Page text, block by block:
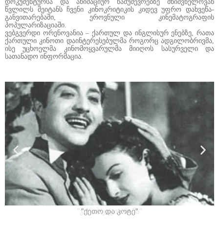
დოკუმენტურსა და ანიმაციურ ნამუშევრებზე მნიშვნელოვან
წვლილს შეიტანს ჩვენი კინოკრიტიკის კიდევ უფრო დახვეწა-
განვითარებაში, ეროვნული კინემატოგრაფის
პოპულარიზაციაში.
ვებგვერდი ორენოვანია – ქართულ და ინგლისურ ენებზე, რათა
ქართული კინოთი დაინტერესებულმა როგორც ადგილობრივმა,
ისე უცხოელმა კინომოყვარულმა მიიღოს სასურველი და
სათანადო ინფორმაცია.
"ქეთო და კოტე"